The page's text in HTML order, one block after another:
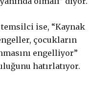
ise, “Kaynak
çocukların
engelliyor”
hatırlatıyor.